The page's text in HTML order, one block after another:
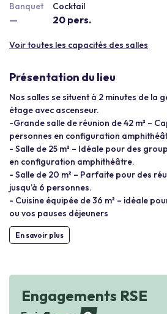
Banquet
—
Cocktail
20 pers.
Voir toutes les capacités des salles
Présentation du lieu
Nos salles se situent à 2 minutes de la
étage avec ascenseur.
-Grande salle de réunion de 42 m² –
personnes en configuration
- Salle de 25 m² – Idéale pour des
en configuration amphithéâtre.
- Salle de 20 m² – Parfaite pour des
jusqu’à 6 personnes.
- Cuisine équipée de 36 m² – idéale
ou vos pauses déjeuners
En savoir plus
Engagements RSE